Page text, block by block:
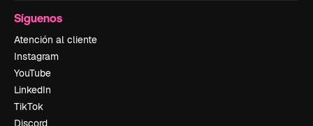
Síguenos
Atención al cliente
Instagram
YouTube
LinkedIn
TikTok
Discord